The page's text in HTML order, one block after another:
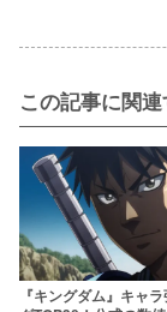
この記事に関
『キングダム』キャ